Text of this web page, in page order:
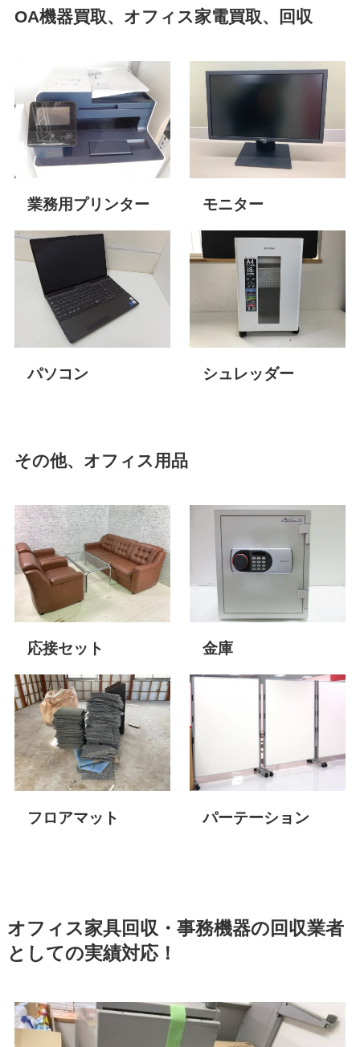
OA機器買取、 オフィス家電買取、回収
業務用プリンター モニター
パソコン シュレッダー
その他、オフィス用品
応接セット 金庫
フロアマット パーテーション
オフィス家具回収・事務機器の回収業者
としての実績対応！